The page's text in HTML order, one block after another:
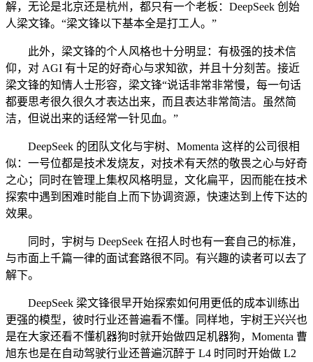
解，无论是北京还是杭州，都只有一个老板：DeepSeek 创始
人梁文锋。“梁文锋以下基本全是打工人。”
此外，梁文锋的个人风格也十分明显：有极强的技术信
仰，对 AGI 有十足的好奇心与求知欲，并且十分刻苦。接近
梁文锋的知情人士形容，梁文锋“说话非常非常慢，每一句话
都要思考很久很久才表达出来，而且表达非常简洁。虽然简
洁，但说出来的话经常一针见血。”
DeepSeek 的团队文化与宇树、Momenta 这样的公司很相
似：一号位都是技术发烧友，对技术有天然的敬畏之心与好奇
之心；同时在管理上集权风格明显，文化扁平，因而能在技术
探索中遇到困难时能自上而下协调资源，快速达到上传下达的
效果。
同时，宇树与 DeepSeek 在招人时也有一套自己的标准，
与市面上千篇一律的面试套路很不同。有兴趣的读者可以去了
解下。
DeepSeek 梁文锋很早开始探索如何用更低的成本训练出
更强的模型，彼时行业还普遍看不懂。同样地，宇树王兴兴也
是在大家还看不懂机器狗时就开始做四足机器狗，Momenta 曹
旭东也是在自动驾驶行业还普遍沉醉于 L4 时同时开始做 L2